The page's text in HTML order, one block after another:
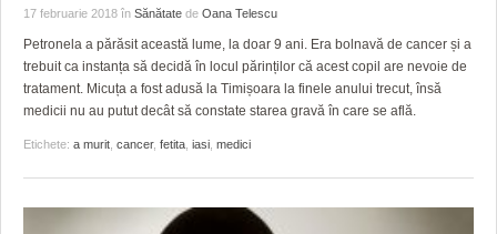
17 februarie 2018 în Sănătate de Oana Telescu
Petronela a părăsit această lume, la doar 9 ani. Era bolnavă de cancer și a
trebuit ca instanța să decidă în locul părinților că acest copil are nevoie de
tratament. Micuța a fost adusă la Timișoara la finele anului trecut, însă
medicii nu au putut decât să constate starea gravă în care se află.
Etichete: a murit cancer, fetita iasi medici